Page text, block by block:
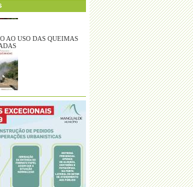
GRATUITO